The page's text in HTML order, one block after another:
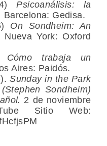
Psicoanálisis: la
Barcelona: Gedisa.
On Sondheim: An
Nueva York: Oxford
Cómo trabaja un
Aires: Paidós.
Sunday in the Park
Sondheim)
2 de noviembre
Sitio Web: